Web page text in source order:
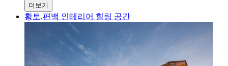
더보기
황토,편백 인테리어 힐링 공간